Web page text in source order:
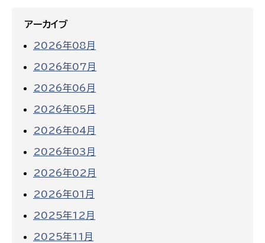
アーカイブ
2026年08月
2026年07月
2026年06月
2026年05月
2026年04月
2026年03月
2026年02月
2026年01月
2025年12月
2025年11月